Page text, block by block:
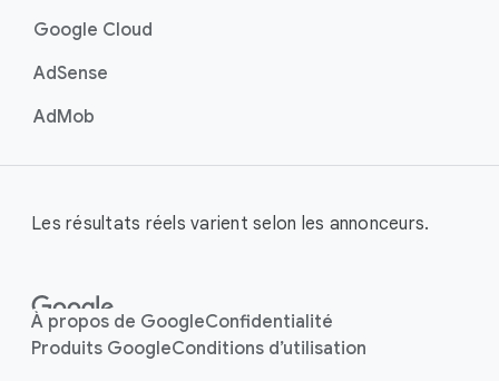
Google Cloud
AdSense
AdMob
Les résultats réels varient selon les annonceurs.
À propos de GoogleConfidentialité
Produits GoogleConditions d’utilisation